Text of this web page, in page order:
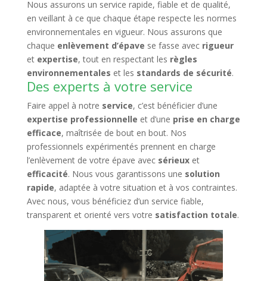
Nous assurons un service rapide, fiable et de qualité,
en veillant à ce que chaque étape respecte les normes
environnementales en vigueur. Nous assurons que
chaque enlèvement d’épave se fasse avec rigueur
et expertise, tout en respectant les règles
environnementales et les standards de sécurité.
Des experts à votre service
Faire appel à notre service, c’est bénéficier d’une
expertise professionnelle et d’une prise en charge
efficace, maîtrisée de bout en bout. Nos
professionnels expérimentés prennent en charge
l’enlèvement de votre épave avec sérieuxet
efficacité. Nous vous garantissons une solution
rapide, adaptée à votre situation et à vos contraintes.
Avec nous, vous bénéficiez d’un service fiable,
transparent et orienté vers votre satisfaction totale.